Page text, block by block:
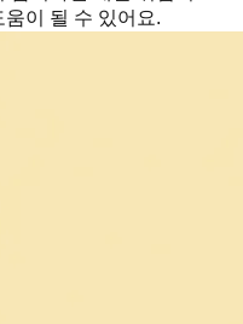
이 될 수 있어요.